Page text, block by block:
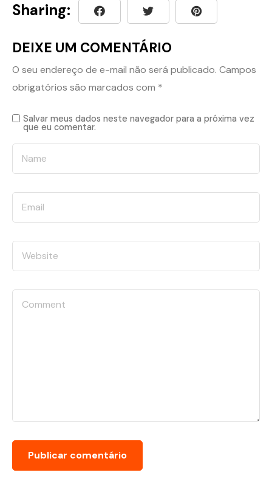
Sharing:
DEIXE UM COMENTÁRIO
O seu endereço de e-mail não será publicado. Campos
obrigatórios são marcados com *
Salvar meus dados neste navegador para a próxima vez
que eu comentar.